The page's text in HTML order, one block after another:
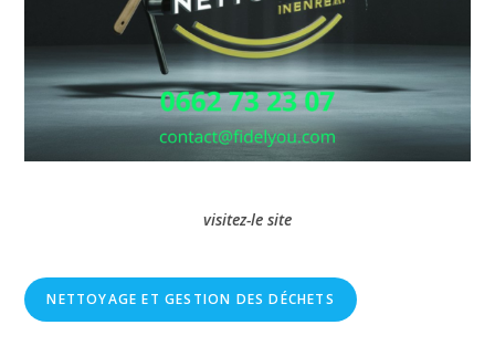
visitez-le site
NETTOYAGE ET GESTION DES DÉCHETS